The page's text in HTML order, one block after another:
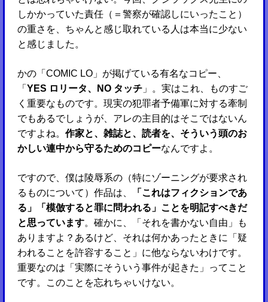
しかかっていた責任（＝警察が確認しにいったこと）
の重さを、ちゃんと感じ取れている人は本当に少ない
と感じました。
かの「COMIC LO」が掲げている有名なコピー、
「 YES ロリータ、NO タッチ」。実はこれ、ものすご
く重要なものです。現実の犯罪者予備軍に対する牽制
でもあるでしょうが、アレの主目的はそこではないん
ですよね。 作家と、雑誌と、読者を、そういう頭のお
かしい連中から守るためのコピーなんですよ。
ですので、僕は陵辱系の（特にゾーニングが要求され
るものについて）作品は、
「これはフィクションであ
る」「模倣すると罪に問われる」ことを明記すべきだ
と思っています。確かに、「それを書かない自由」も
ありますよ？あるけど、それは何かあったときに「疑
われることを許容すること」に他ならないわけです。
重要なのは「実際にそういう事件が起きた」ってこと
です。このことを忘れちゃいけない。